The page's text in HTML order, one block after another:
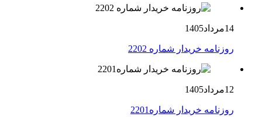
14مرداد1405
روزنامه خریدار شماره 2202
12مرداد1405
روزنامه خریدار شماره2201